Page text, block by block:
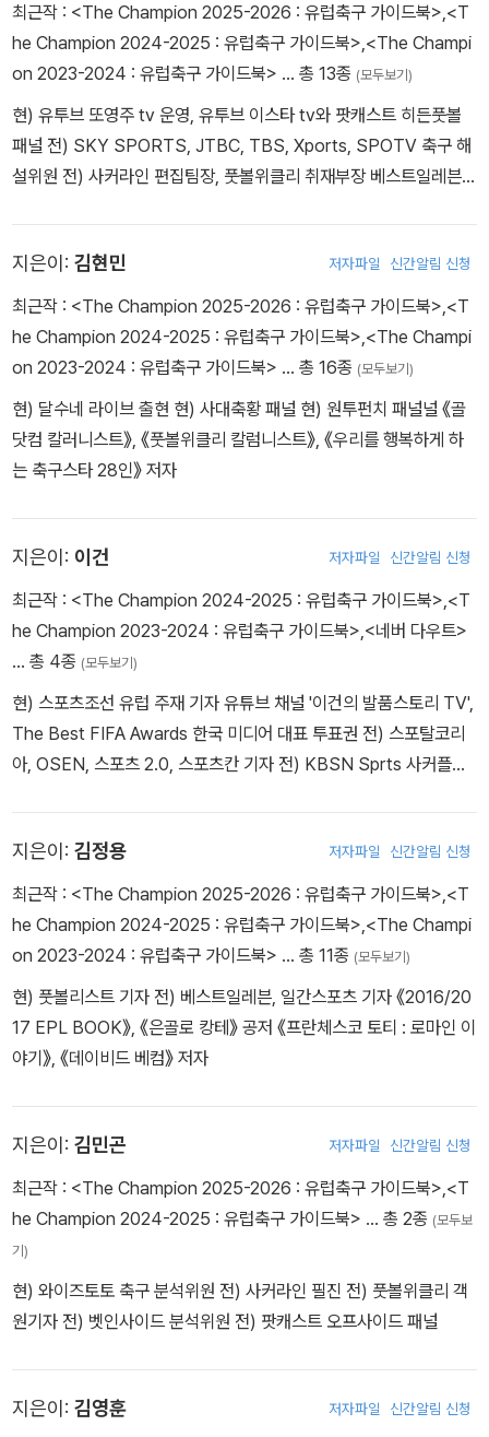
먼스에 힘입은 것이어서 더욱 의미가 컸다. 내친김에 스페인은 ‘19세
이하 유로’와 ‘파리 올림픽’에서도 모두 프랑스를 누르고 우승을 거머
쥠으로써 새로운 황금세대의 구축을 알렸다. 한편, 남미와 북중미를
아우르는 확장된 형태의 코파 아메리카에서는 카타르 월드컵 챔피언
아르헨티나가 정상에 오르며 아르헨티나 축구 역사상 최고의 황금기
를 이어갔다. 2021 코파 아메리카, 2022 월드컵에 이은 세 번째 메
근에 시달렸던 리오넬 메시는 이제 국가대표 커리어 면에서도 지극히
화려한 족적을 남기게 됐음에 틀림없다.
스페인과 아르헨티나의 성공으로 마무리된 올여름을 기점으로 세계
세대의 영웅과 전설들이 쇠퇴기에 접어들거나 비중이 줄어드는 현상
이 두드러지면서 새 시대를 이끌어 갈 현재진행형, 미래형 스타들의
전장이 활짝 열린 것이다. 다가오는 시즌부터는 이른바 ‘잘하는 선수
유럽에서 활약하는 대한민국 선수들의 수효도 날이 갈수록 증가하고
있는 양상이다.
변화의 바람은 클럽들에게도 불고 있다. 유럽 전역에 걸쳐 지난 시즌
만큼 신선한 세력이 대거 떠오른 시즌을 찾아보기란 쉽지 않다. 레버
쿠젠(독일), 지로나(스페인), 브레스트(프랑스)가 창단 이래 가장 경
이로운 시즌을 보냈으며, 애스턴 빌라(잉글랜드), 슈투트가르트(독
일), 볼로냐(이탈리아)도 과거 좋았던 시절을 떠올리게 할 만큼 큰 걸
의 유럽 대항전 우승 감격을 맛봤다. 날이 갈수록 진행되는 전술적 다
각화와 디테일의 발전 속에서 이제 그 누구도 ‘당연한 강호’로 군림하
이렇게 점점 더 흥미로워지는 세계 축구의 기상도와 트렌드를 가장
일목요연하고도 심도 있게 정리한 대한민국 대표 가이드북이 있다면
역시 《The Champion 2024-2025》이다. 바야흐로 출간 20년을
넘긴 역사와 전통의 유럽축구 가이드 《The Champion》 시리즈는
초심자와 마니아를 가리지 않고 광범위한 축구팬들의 니즈를 끊임없
등 대한민국 선수들이 존재하는 유럽 곳곳의 클럽들에 대한 정보에
이르기까지 세심한 정성을 기울였다. 긴 세월에 걸쳐 높은 완성도와
신뢰도를 담보하는 차별화된 안내서로 기능해온 《The Champion
2024-2025》의 발간을 진심으로 축하하며, 다시 한번 이 땅의 축구
팬들께 이 책을 추천드리는 바이다.
최근작 : <The Champion 2025-2026 : 유럽축구 가이드북>,<T
he Champion 2024-2025 : 유럽축구 가이드북>,<The Champi
on 2023-2024 : 유럽축구 가이드북> … 총 13종 (모두보기)
현) 유투브 또영주 tv 운영, 유투브 이스타 tv와 팟캐스트 히든풋볼
패널 전) SKY SPORTS, JTBC, TBS, Xports, SPOTV 축구 해
설위원 전) 사커라인 편집팀장, 풋볼위클리 취재부장 베스트일레븐,
지은이: 김현민 저자파일 신간알림 신청
최근작 : <The Champion 2025-2026 : 유럽축구 가이드북>,<T
he Champion 2024-2025 : 유럽축구 가이드북>,<The Champi
on 2023-2024 : 유럽축구 가이드북> … 총 16종 (모두보기)
현) 달수네 라이브 출현 현) 사대축황 패널 현) 원투펀치 패널널 《골
닷컴 칼러니스트》, 《풋볼위클리 칼럼니스트》, 《우리를 행복하게 하
는 축구스타 28인》 저자
지은이: 이건 저자파일 신간알림 신청
최근작 : <The Champion 2024-2025 : 유럽축구 가이드북>,<T
he Champion 2023-2024 : 유럽축구 가이드북>,<네버 다우트>
… 총 4종 (모두보기)
현) 스포츠조선 유럽 주재 기자 유튜브 채널 '이건의 발품스토리 TV',
The Best FIFA Awards 한국 미디어 대표 투표권 전) 스포탈코리
아, OSEN, 스포츠 2.0, 스포츠칸 기자 전) KBSN Sprts 사커플러
지은이: 김정용 저자파일 신간알림 신청
최근작 : <The Champion 2025-2026 : 유럽축구 가이드북>,<T
he Champion 2024-2025 : 유럽축구 가이드북>,<The Champi
on 2023-2024 : 유럽축구 가이드북> … 총 11종 (모두보기)
현) 풋볼리스트 기자 전) 베스트일레븐, 일간스포츠 기자 《2016/20
17 EPL BOOK》, 《은골로 캉테》 공저 《프란체스코 토티 : 로마인 이
야기》, 《데이비드 베컴》 저자
지은이: 김민곤 저자파일 신간알림 신청
최근작 : <The Champion 2025-2026 : 유럽축구 가이드북>,<T
he Champion 2024-2025 : 유럽축구 가이드북> … 총 2종 (모두보
기)
현) 와이즈토토 축구 분석위원 전) 사커라인 필진 전) 풋볼위클리 객
원기자 전) 벳인사이드 분석위원 전) 팟캐스트 오프사이드 패널
지은이: 김영훈 저자파일 신간알림 신청